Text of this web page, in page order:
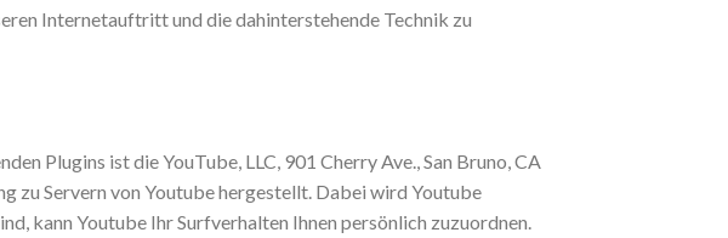
Internetauftritt und die dahinterstehende Technik zu
Plugins ist die YouTube, LLC, 901 Cherry Ave., San Bruno, CA
zu Servern von Youtube hergestellt. Dabei wird Youtube
kann Youtube Ihr Surfverhalten Ihnen persönlich zuzuordnen.